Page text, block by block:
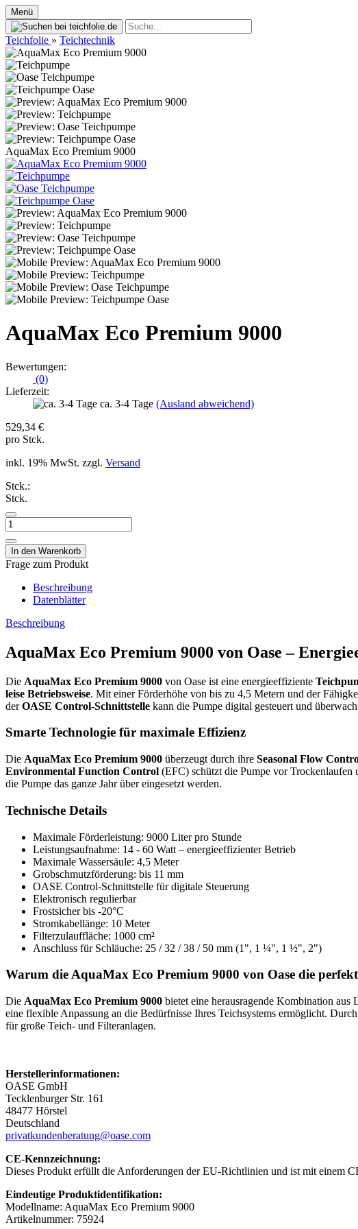
Menü
Teichfolie » Teichtechnik
AquaMax Eco Premium 9000
AquaMax Eco Premium 9000
Bewertungen:
(0)
Lieferzeit:
ca. 3-4 Tage (Ausland abweichend)
529,34 €
pro Stck.
inkl. 19% MwSt. zzgl. Versand
Stck.:
Stck.
Frage zum Produkt
Beschreibung
Datenblätter
Beschreibung
AquaMax Eco Premium 9000 von Oase –
Die AquaMax Eco Premium 9000 von Oase ist eine energieeffiziente
leise Betriebsweise. Mit einer Förderhöhe von bis zu 4,5 Metern und der
derOASE Control-Schnittstelle kann die Pumpe digital gesteuert und
Smarte Technologie für maximale Effizienz
Die AquaMax Eco Premium 9000 überzeugt durch ihre Seasonal Flow
Environmental Function Control (EFC) schützt die Pumpe vor
die Pumpe das ganze Jahr über eingesetzt werden.
Technische Details
Maximale Förderleistung: 9000 Liter pro Stunde
Leistungsaufnahme: 14 - 60 Watt – energieeffizienter Betrieb
Maximale Wassersäule: 4,5 Meter
Grobschmutzförderung: bis 11 mm
OASE Control-Schnittstelle für digitale Steuerung
Elektronisch regulierbar
Frostsicher bis -20°C
Stromkabellänge: 10 Meter
Filterzulauffläche: 1000 cm²
Anschluss für Schläuche: 25 / 32 / 38 / 50 mm (1", 1 ¼", 1 ½", 2")
Warum die AquaMax Eco Premium 9000 von Oase die
Die AquaMax Eco Premium 9000 bietet eine herausragende Kombination
eine flexible Anpassung an die Bedürfnisse Ihres Teichsystems ermöglicht.
für große Teich- und Filteranlagen.
Herstellerinformationen:
OASE GmbH
Tecklenburger Str. 161
48477 Hörstel
Deutschland
privatkundenberatung@oase.com
CE-Kennzeichnung:
Dieses Produkt erfüllt die Anforderungen der EU-Richtlinien und ist mit einem
Eindeutige Produktidentifikation:
Modellname: AquaMax Eco Premium 9000
Artikelnummer: 75924